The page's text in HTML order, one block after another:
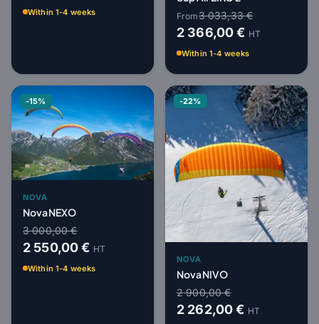
Within 1-4 weeks From3 033,33 €
2 366,00 € HT
Within 1-4 weeks
-15%
NOVA
Nova NEXO
3 000,00 €
2 550,00 € HT
Within 1-4 weeks
-22%
NOVA
Nova NIVO
2 900,00 €
2 262,00 € HT